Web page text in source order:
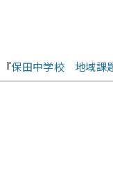
保田中学校 地域課